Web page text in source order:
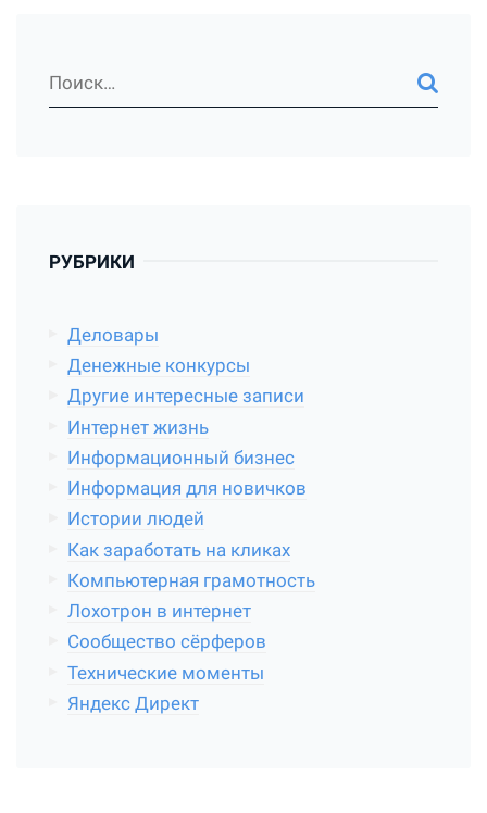
РУБРИКИ
Деловары
Денежные конкурсы
Другие интересные записи
Интернет жизнь
Информационный бизнес
Информация для новичков
Истории людей
Как заработать на кликах
Компьютерная грамотность
Лохотрон в интернет
Сообщество сёрферов
Технические моменты
Яндекс Директ